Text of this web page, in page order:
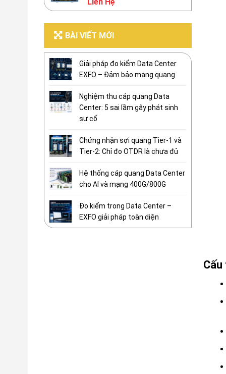
BÀI VIẾT MỚI
Giải pháp đo kiểm Data Center
EXFO – Đảm bảo mạng quang
Nghiệm thu cáp quang Data
Center: 5 sai lầm gây phát sinh
sự cố
Chứng nhận sợi quang Tier-1 và
Tier-2: Chỉ đo OTDR là chưa đủ
Hệ thống cáp quang Data Center
cho AI và mạng 400G/800G
Đo kiểm trong Data Center –
EXFO giải pháp toàn diện